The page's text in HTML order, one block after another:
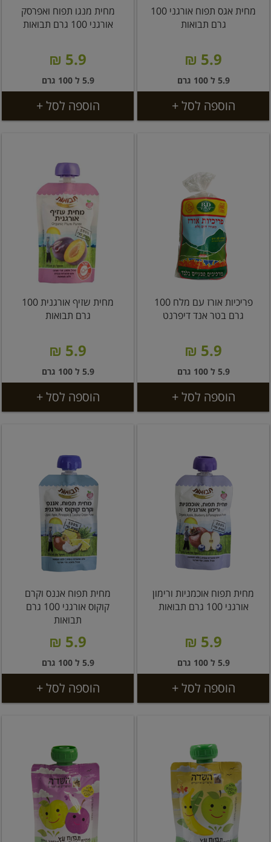
מחית אגס תפוח אורגני 100
גרם תבואות
5.9 ₪
5.9 ל 100 גרם
הוספה לסל +
מחית מנגו תפוח ואפרסק
אורגני 100 גרם תבואות
5.9 ₪
5.9 ל 100 גרם
הוספה לסל +
פריכיות אורז עם מלח 100
גרם בטר אנד דיפרנט
5.9 ₪
5.9 ל 100 גרם
הוספה לסל +
מחית שזיף אורגנית 100
גרם תבואות
5.9 ₪
5.9 ל 100 גרם
הוספה לסל +
מחית תפוח אוכמניות ורימון
אורגני 100 גרם תבואות
5.9 ₪
5.9 ל 100 גרם
הוספה לסל +
מחית תפוח אננס וקרם
קוקוס אורגני 100 גרם
תבואות
5.9 ₪
5.9 ל 100 גרם
הוספה לסל +